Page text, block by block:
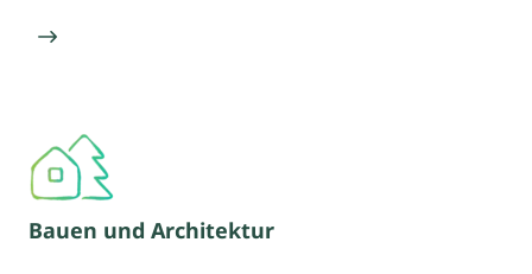
Bauen und Architektur